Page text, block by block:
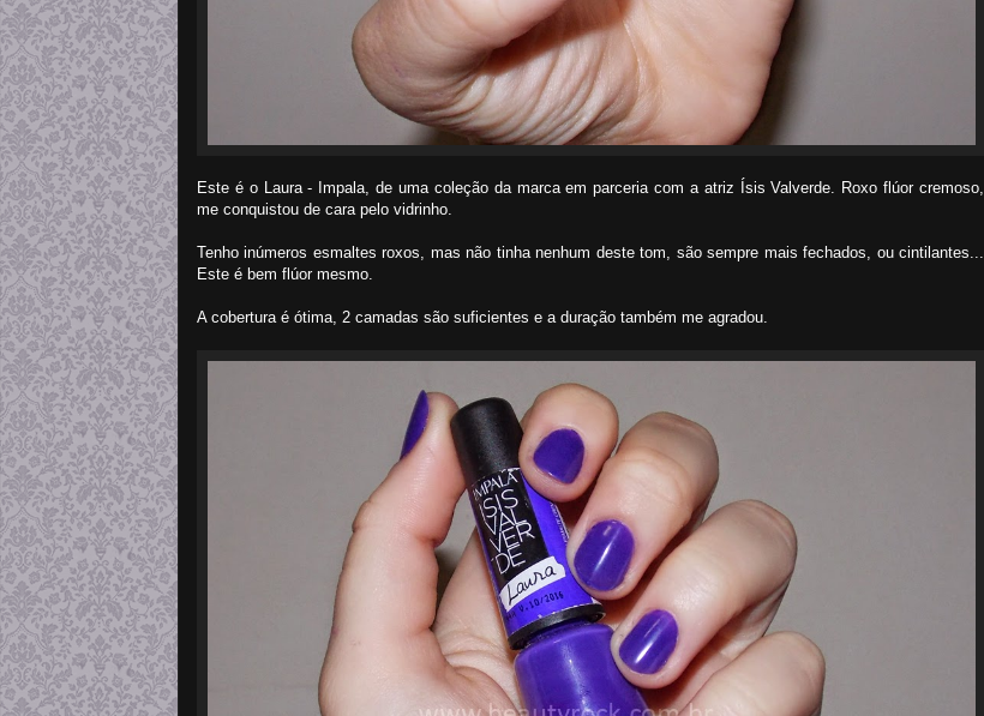
Este é o Laura - Impala, de uma coleção da marca em parceria com a atriz Ísis Valverde. Roxo flúor cremoso,
me conquistou de cara pelo vidrinho.
Tenho inúmeros esmaltes roxos, mas não tinha nenhum deste tom, são sempre mais fechados, ou cintilantes...
Este é bem flúor mesmo.
A cobertura é ótima, 2 camadas são suficientes e a duração também me agradou.